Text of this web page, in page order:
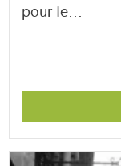
pour le...